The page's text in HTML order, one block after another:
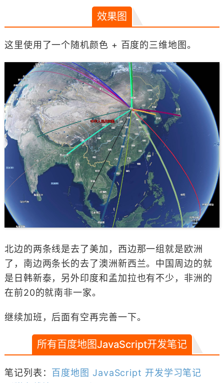
效果图
这里使用了一个随机颜色 + 百度的三维地图。
北边的两条线是去了美加，西边那一组就是欧洲
了，南边两条长的去了澳洲新西兰。中国周边的就
是日韩新泰，另外印度和孟加拉也有不少，非洲的
在前20的就南非一家。
继续加班，后面有空再完善一下。
所有百度地图JavaScript开发笔记
笔记列表： 百度地图 JavaScript 开发学习笔记